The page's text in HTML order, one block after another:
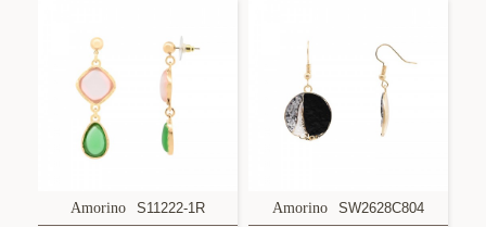
Amorino S11222-1R Amorino SW2628C804